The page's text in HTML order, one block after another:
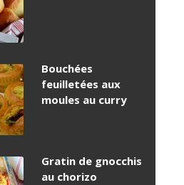
Bouchées
feuilletées aux
moules au curry
Gratin de gnocchis
au chorizo